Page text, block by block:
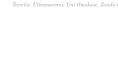
Trescha, Ultramarinos, Uni Omakase, Zonda